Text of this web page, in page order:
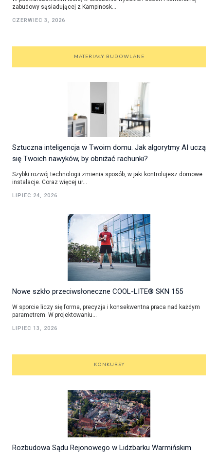
zabudowy sąsiadującej z Kampinosk...
CZERWIEC 3, 2026
MATERIAŁY BUDOWLANE
Sztuczna inteligencja w Twoim domu. Jak algorytmy AI uczą
się Twoich nawyków, by obniżać rachunki?
Szybki rozwój technologii zmienia sposób, w jaki kontrolujesz domowe
instalacje. Coraz więcej ur...
LIPIEC 24, 2026
Nowe szkło przeciwsłoneczne COOL-LITE® SKN 155
W sporcie liczy się forma, precyzja i konsekwentna praca nad każdym
parametrem. W projektowaniu...
LIPIEC 13, 2026
KONKURSY
Rozbudowa Sądu Rejonowego w Lidzbarku Warmińskim